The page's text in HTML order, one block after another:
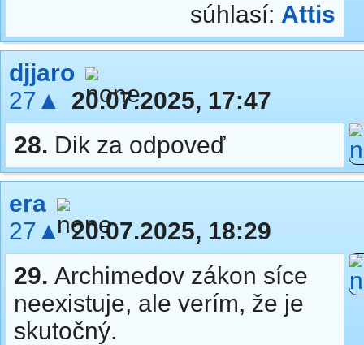
súhlasí: Attis
djjaro
27▲
20.07.2025, 17:47
28. Dik za odpoveď
era
27▲ 20.07.2025, 18:29
29. Archimedov zákon síce
neexistuje, ale verím, že je
skutočný.